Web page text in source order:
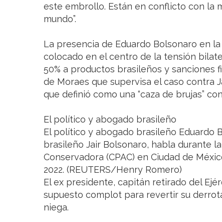
este embrollo. Están en conflicto con la
mundo”.
La presencia de Eduardo Bolsonaro en
colocado en el centro de la tensión
50% a productos brasileños y sanciones
de Moraes que supervisa el caso contra
que definió como una “caza de brujas”
El político y abogado brasileño
El político y abogado brasileño Eduardo
brasileño Jair Bolsonaro, habla durante
Conservadora (CPAC) en Ciudad de
2022. (REUTERS/Henry Romero)
El ex presidente, capitán retirado del
supuesto complot para revertir su
niega.